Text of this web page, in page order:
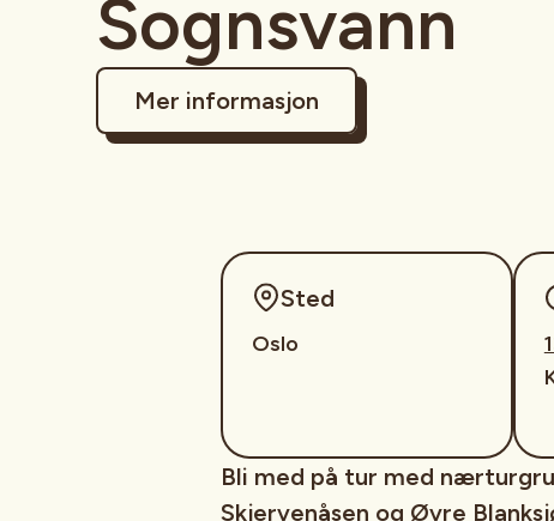
Sognsvann
Mer informasjon
Sted
Oslo
Bli med på tur med
Skjervenåsen og Øvre